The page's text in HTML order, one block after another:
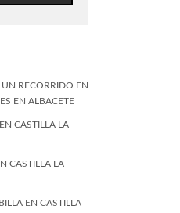
RECORRIDO EN
EN ALBACETE
CASTILLA LA
CASTILLA LA
EN CASTILLA